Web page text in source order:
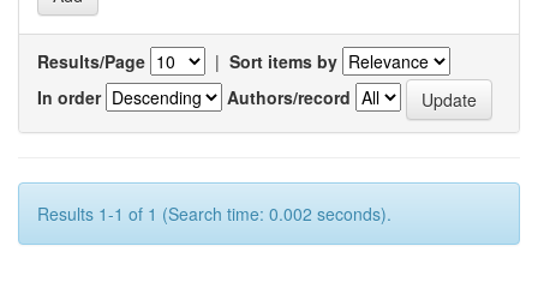
Results/Page | Sort items by
In order
Authors/record
Results 1-1 of 1 (Search time: 0.002 seconds).